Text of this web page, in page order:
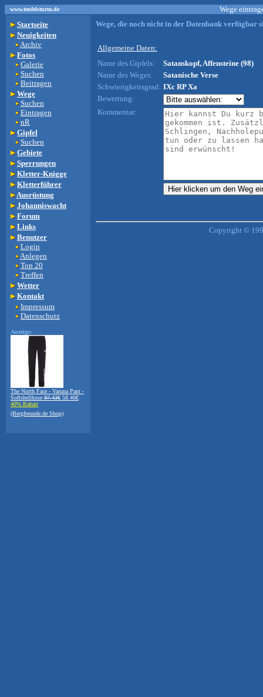
www.teufelsturm.de
Wege
Startseite
Neuigkeiten
Archiv
Fotos
Galerie
Suchen
Beitragen
Wege
Suchen
Eintragen
nR
Gipfel
Suchen
Gebiete
Sperrungen
Kletter-Knigge
Kletterführer
Ausrüstung
Johanniswacht
Forum
Links
Benutzer
Login
Anlegen
Top 20
Treffen
Wetter
Kontakt
Impressum
Datenschutz
Anzeige:
The North Face - Varuna Pant -
Softshellhose 97.43€ 58.46€
40% Rabatt
(Bergfreunde.de Shop)
Wege, die noch nicht in der Datenbank verfügbar
Allgemeine Daten:
Name des Gipfels:
Satanskopf, Affensteine (98)
Name des Weges:
Satanische Verse
Schwierigkeitsgrad: IXc RP Xa
Bewertung:
Kommentar:
Copyright ©